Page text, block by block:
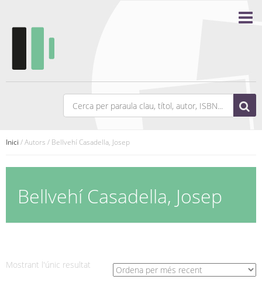
Inici / Autors / Bellvehí Casadella, Josep
Bellvehí Casadella, Josep
Mostrant l'únic resultat